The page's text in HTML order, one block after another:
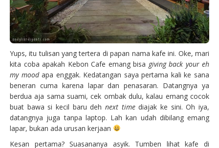
Yups, itu tulisan yang tertera di papan nama kafe ini. Oke, mari
kita coba apakah Kebon Cafe emang bisa giving back your eh
my moodapa enggak. Kedatangan saya pertama kali ke sana
beneran cuma karena lapar dan penasaran. Datangnya ya
berdua aja sama suami, cek ombak dulu, kalau emang cocok
buat bawa si kecil baru deh next timediajak ke sini. Oh iya,
datangnya juga tanpa laptop. Lah kan udah dibilang emang
lapar, bukan ada urusan kerjaan
Kesan pertama? Suasananya asyik. Tumben lihat kafe di